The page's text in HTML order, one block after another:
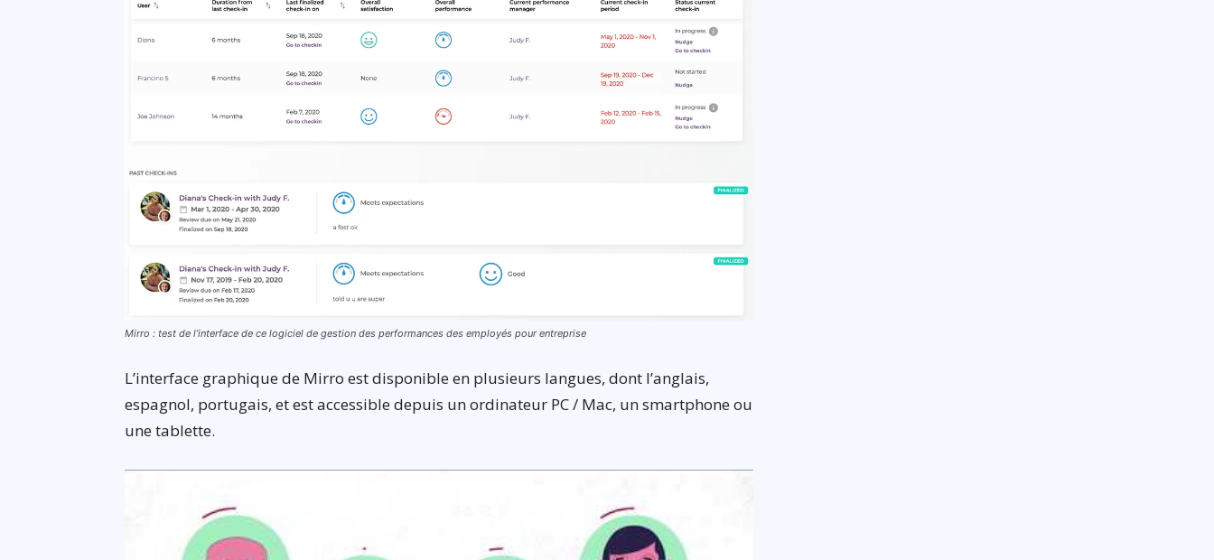
Mirro : test de l’interface de ce logiciel de gestion des performances des employés pour entreprise
L’interface graphique de Mirro est disponible en plusieurs langues, dont l’anglais,
espagnol, portugais, et est accessible depuis un ordinateur PC / Mac, un smartphone ou
une tablette.